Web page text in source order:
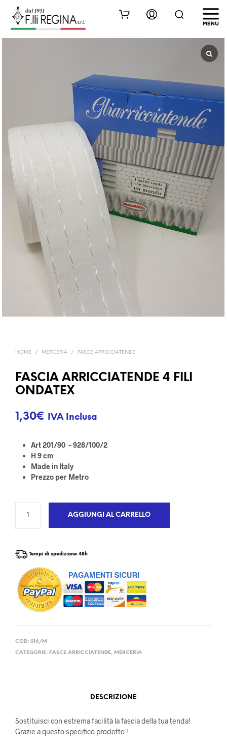
HOME / MERCERIA / FASCE ARRICCIATENDE
FASCIA ARRICCIATENDE 4 FILI
ONDATEX
1,30€ IVA Inclusa
Art 201/90 – 928/100/2
H 9 cm
Made in Italy
Prezzo per Metro
AGGIUNGI AL CARRELLO
Tempi di spedizione 48h
COD: 016/M
CATEGORIE: FASCE ARRICCIATENDE, MERCERIA
DESCRIZIONE
Sostituisci con estrema facilità la fascia della tua tenda!
Grazie a questo specifico prodotto !